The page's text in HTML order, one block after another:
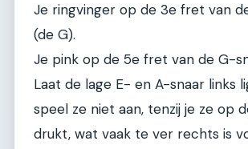
Je ringvinger op de 3e fret van
(de G).
Je pink op de 5e fret van de G-
Laat de lage E- en A-snaar links
speel ze niet aan, tenzij je ze op
drukt, wat vaak te ver rechts is